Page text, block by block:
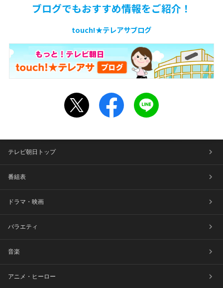
ブログでもおすすめ情報をご紹介！
touch!★テレアサブログ
テレビ朝日トップ
番組表
ドラマ・映画
バラエティ
音楽
アニメ・ヒーロー